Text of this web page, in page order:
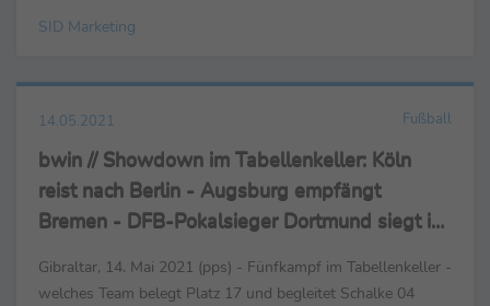
SID Marketing
14.05.2021 Fußball
bwin // Showdown im Tabellenkeller: Köln
reist nach Berlin - Augsburg empfängt
Bremen - DFB-Pokalsieger Dortmund siegt in
Gibraltar, 14. Mai 2021 (pps) - Fünfkampf im Tabellenkeller -
welches Team belegt Platz 17 und begleitet Schalke 04